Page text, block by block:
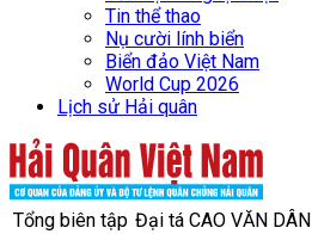
Tin thể thao
Nụ cười lính biển
Biển đảo Việt Nam
World Cup 2026
Lịch sử Hải quân
Tổng biên tập Đại tá CAO VĂN DÂN